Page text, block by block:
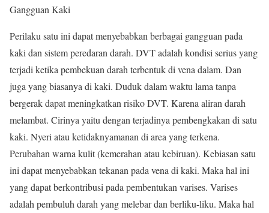
Gangguan Kaki
Perilaku satu ini dapat menyebabkan berbagai gangguan pada
kaki dan sistem peredaran darah. DVT adalah kondisi serius yang
terjadi ketika pembekuan darah terbentuk di vena dalam. Dan
juga yang biasanya di kaki. Duduk dalam waktu lama tanpa
bergerak dapat meningkatkan risiko DVT. Karena aliran darah
melambat. Cirinya yaitu dengan terjadinya pembengkakan di satu
kaki. Nyeri atau ketidaknyamanan di area yang terkena.
Perubahan warna kulit (kemerahan atau kebiruan). Kebiasan satu
ini dapat menyebabkan tekanan pada vena di kaki. Maka hal ini
yang dapat berkontribusi pada pembentukan varises. Varises
adalah pembuluh darah yang melebar dan berliku-liku. Maka hal